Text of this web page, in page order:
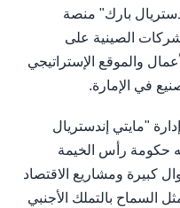
بارك" منصة
الصينية على
والموقع الإستراتيجي
في الإمارة.
"مايتي إندستريال
حكومة رأس الخيمة
كبيرة ومشاريع الاقتصاد
السماح بالتملك الأجنبي